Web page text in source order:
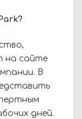
на сайте
В
дней.